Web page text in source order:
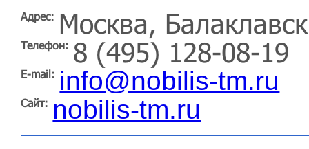
Адрес: Москва,
Телефон: 8 (495) 128-08-19
E-mail: info@nobilis-tm.ru
Сайт: nobilis-tm.ru